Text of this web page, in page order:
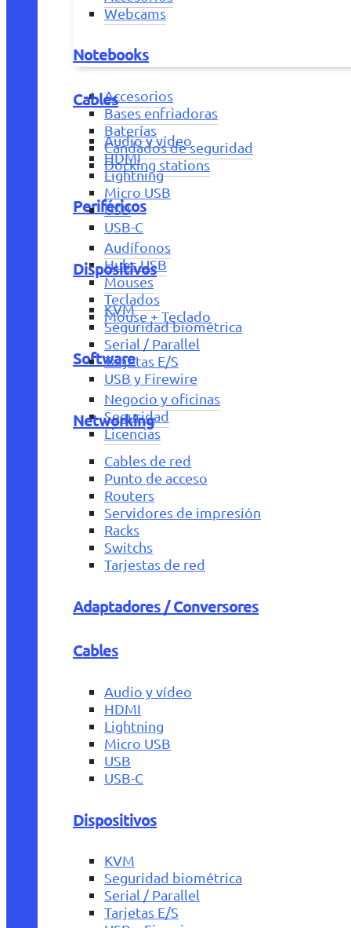
Webcams
Notebooks
Accesorios
Bases enfriadoras
Baterías
Candados de seguridad
Docking stations
Periféricos
Audífonos
Hubs USB
Mouses
Teclados
Mouse + Teclado
Software
Negocio y oficinas
Seguridad
Licencias
Cables
Audio y vídeo
HDMI
Lightning
Micro USB
USB
USB-C
Dispositivos
KVM
Seguridad biométrica
Serial / Parallel
Tarjetas E/S
USB y Firewire
Networking
Cables de red
Punto de acceso
Routers
Servidores de impresión
Racks
Switchs
Tarjestas de red
Adaptadores / Conversores
Cables
Audio y vídeo
HDMI
Lightning
Micro USB
USB
USB-C
Dispositivos
KVM
Seguridad biométrica
Serial / Parallel
Tarjetas E/S